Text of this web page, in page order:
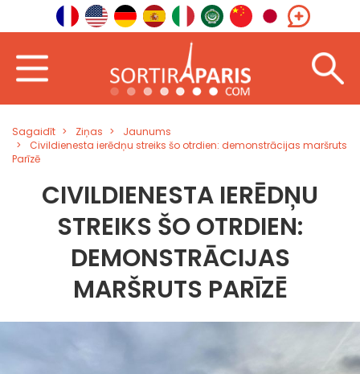
Sagaidīt Ziņas
Jaunums
Civildienesta ierēdņu streiks šo otrdien: demonstrācijas maršruts
Parīzē
CIVILDIENESTA IERĒDŅU
STREIKS ŠO OTRDIEN:
DEMONSTRĀCIJAS
MARŠRUTS PARĪZĒ